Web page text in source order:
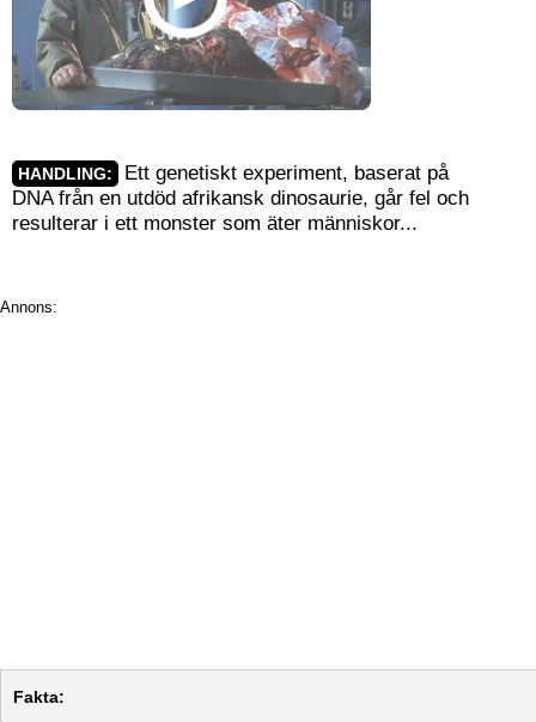
HANDLING:
Ett genetiskt experiment, baserat på
DNA från en utdöd afrikansk dinosaurie, går fel och
resulterar i ett monster som äter människor...
Annons:
Fakta: